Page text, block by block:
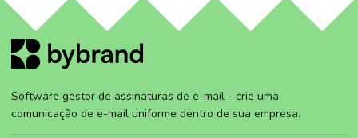
Software gestor de assinaturas de e-mail - crie uma
comunicação de e-mail uniforme dentro de sua empresa.